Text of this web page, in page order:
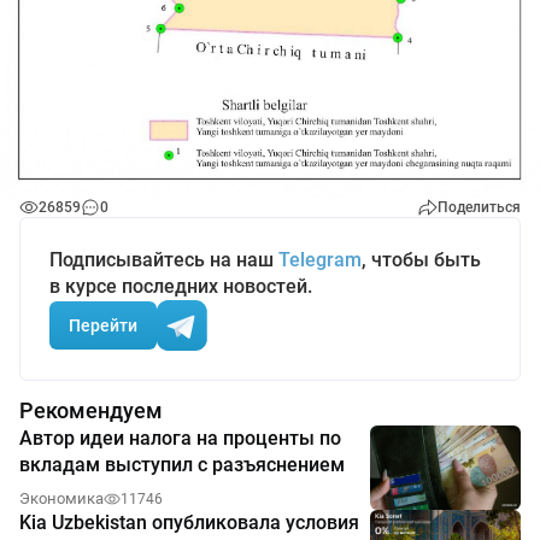
26859 0 Поделиться
Подписывайтесь на наш Telegram, чтобы быть
в курсе последних новостей.
Перейти
Рекомендуем
Автор идеи налога на проценты по
вкладам выступил с разъяснением
Экономика 11746
Kia Uzbekistan опубликовала условия